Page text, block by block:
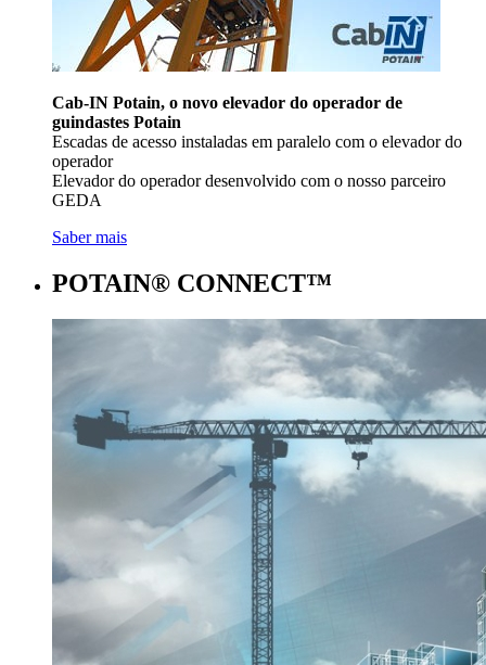
Cab-IN Potain, o novo elevador do operador de
guindastes Potain
Escadas de acesso instaladas em paralelo com o elevador do
operador
Elevador do operador desenvolvido com o nosso parceiro
GEDA
Saber mais
POTAIN® CONNECT™